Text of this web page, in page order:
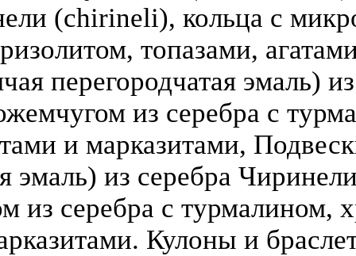
(chirineli), кольца с
топазами,
перегородчатая эмаль)
из серебра с
и марказитами,
эмаль) из серебра
из серебра с турмалином,
Кулоны и